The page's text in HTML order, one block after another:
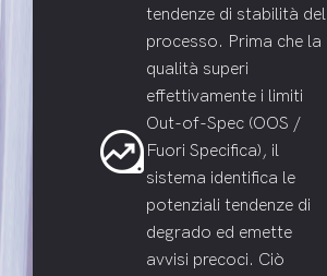
data_exploration
tendenze di stabilità del
processo. Prima che la
qualità superi
effettivamente i limiti
Out-of-Spec (OOS /
Fuori Specifica), il
sistema identifica le
potenziali tendenze di
degrado ed emette
avvisi precoci. Ciò